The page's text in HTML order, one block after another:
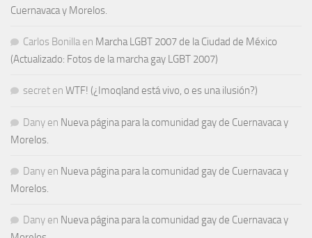
Cuernavaca y Morelos.
Carlos Bonilla en Marcha LGBT 2007 de la Ciudad de México
(Actualizado: Fotos de la marcha gay LGBT 2007)
secret en WTF! (¿Imoqland está vivo, o es una ilusión?)
Dany en Nueva página para la comunidad gay de Cuernavaca y
Morelos.
Dany en Nueva página para la comunidad gay de Cuernavaca y
Morelos.
Dany en Nueva página para la comunidad gay de Cuernavaca y